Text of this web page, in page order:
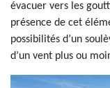
évacuer vers les
présence de cet
possibilités d’un
d’un vent plus ou